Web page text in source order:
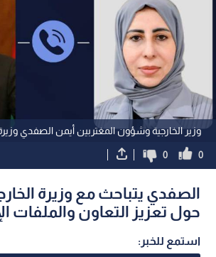
وزير الخارجية وشؤون المغتربين أيمن الصفدي وزيرة
0
0
الصفدي يتباحث مع وزيرة
حول تعزيز التعاون والملفات
استمع للخبر: